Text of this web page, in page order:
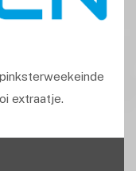
extraatje.